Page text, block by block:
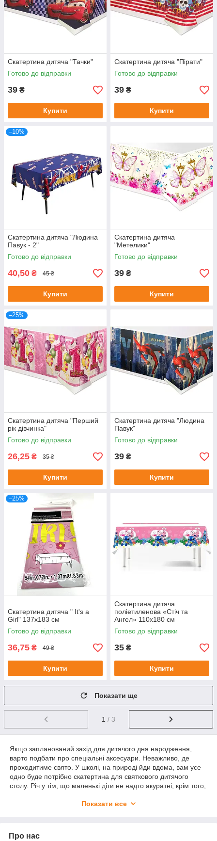
Скатертина дитяча "Тачки"
Готово до відправки
39 ₴
Купити
Скатертина дитяча "Пірати"
Готово до відправки
39 ₴
Купити
–10%
Скатертина дитяча "Людина
Павук - 2"
Готово до відправки
40,50 ₴ 45 ₴
Купити
Скатертина дитяча
"Метелики"
Готово до відправки
39 ₴
Купити
–25%
Скатертина дитяча "Перший
рік дівчинка"
Готово до відправки
26,25 ₴ 35 ₴
Купити
Скатертина дитяча "Людина
Павук"
Готово до відправки
39 ₴
Купити
–25%
Скатертина дитяча " It's a
Girl" 137х183 см
Готово до відправки
36,75 ₴ 49 ₴
Купити
Скатертина дитяча
поліетиленова «Стіч та
Ангел» 110х180 см
Готово до відправки
35 ₴
Купити
Показати ще
1 / 3
Якщо запланований захід для дитячого дня народження,
варто подбати про спеціальні аксесуари. Неважливо, де
проходитиме свято. У школі, на природі йди вдома, вам усе
одно буде потрібно скатертина для святкового дитячого
столу. Річ у тім, що маленькі діти не надто акуратні, крім того,
пустощі. Є ймовірність, що текстильна продукція просто не
скатертини для свята розроблений з урахуванням смакових
Показати все
Про нас